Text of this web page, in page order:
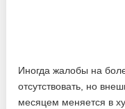
Иногда жалобы на
отсутствовать, но
месяцем меняется в